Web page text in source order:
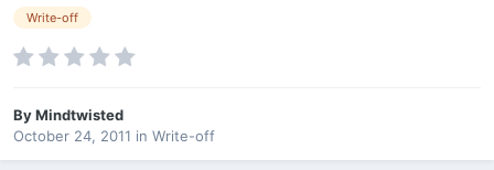
Write-off
ByMindtwisted
October 24, 2011 in Write-off